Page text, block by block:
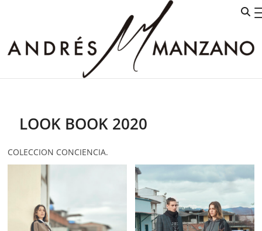
LOOK BOOK 2020
COLECCION CONCIENCIA.